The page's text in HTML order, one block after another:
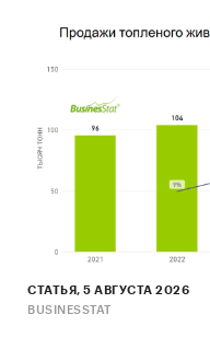
СТАТЬЯ, 5 АВГУСТА 2026
BUSINESSTAT